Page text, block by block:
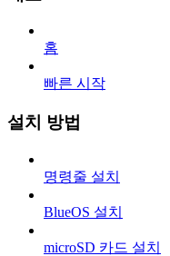
홈
빠른 시작
설치 방법
명령줄 설치
BlueOS 설치
microSD 카드 설치